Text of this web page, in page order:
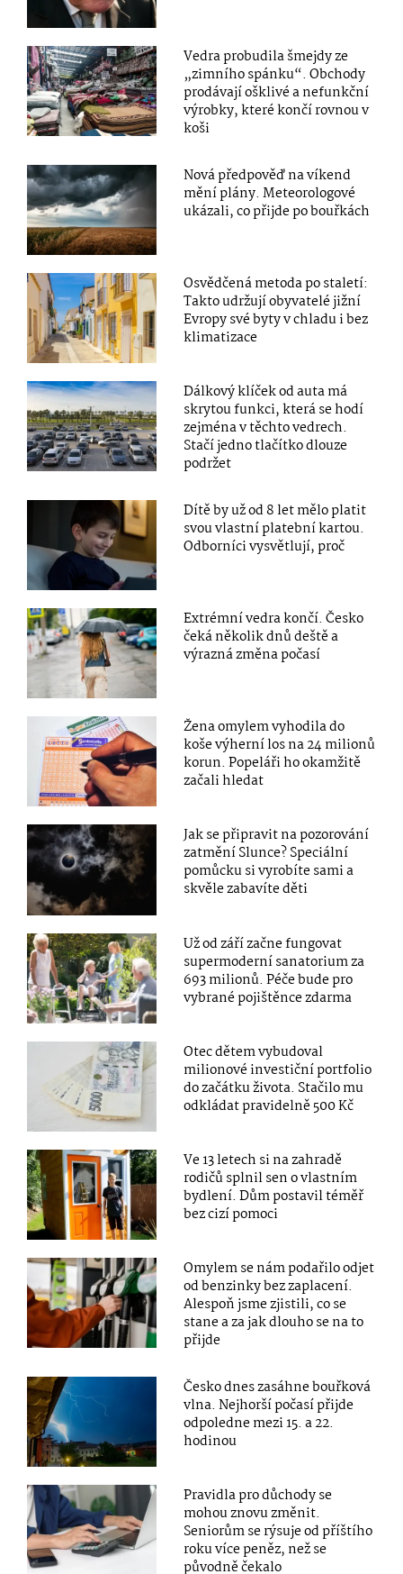
Vedra probudila šmejdy ze
„zimního spánku“. Obchody
prodávají ošklivé a nefunkční
výrobky, které končí rovnou v
koši
Nová předpověď na víkend
mění plány. Meteorologové
ukázali, co přijde po bouřkách
Osvědčená metoda po staletí:
Takto udržují obyvatelé jižní
Evropy své byty v chladu i bez
klimatizace
Dálkový klíček od auta má
skrytou funkci, která se hodí
zejména v těchto vedrech.
Stačí jedno tlačítko dlouze
podržet
Dítě by už od 8 let mělo platit
svou vlastní platební kartou.
Odborníci vysvětlují, proč
Extrémní vedra končí. Česko
čeká několik dnů deště a
výrazná změna počasí
Žena omylem vyhodila do
koše výherní los na 24 milionů
korun. Popeláři ho okamžitě
začali hledat
Jak se připravit na pozorování
zatmění Slunce? Speciální
pomůcku si vyrobíte sami a
skvěle zabavíte děti
Už od září začne fungovat
supermoderní sanatorium za
693 milionů. Péče bude pro
vybrané pojištěnce zdarma
Otec dětem vybudoval
milionové investiční portfolio
do začátku života. Stačilo mu
odkládat pravidelně 500 Kč
Ve 13 letech si na zahradě
rodičů splnil sen o vlastním
bydlení. Dům postavil téměř
bez cizí pomoci
Omylem se nám podařilo odjet
od benzinky bez zaplacení.
Alespoň jsme zjistili, co se
stane a za jak dlouho se na to
přijde
Česko dnes zasáhne bouřková
vlna. Nejhorší počasí přijde
odpoledne mezi 15. a 22.
hodinou
Pravidla pro důchody se
mohou znovu změnit.
Seniorům se rýsuje od příštího
roku více peněz, než se
původně čekalo